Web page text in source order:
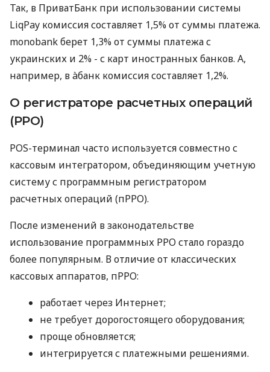
Так, в ПриватБанк при использовании системы
LiqPay комиссия составляет 1,5% от суммы платежа.
monobank берет 1,3% от суммы платежа с
украинских и 2% - с карт иностранных банков. А,
например, в àбанк комиссия составляет 1,2%.
О регистраторе расчетных операций
(РРО)
POS-терминал часто используется совместно с
кассовым интегратором, объединяющим учетную
систему с программным регистратором
расчетных операций (пРРО).
После изменений в законодательстве
использование программных РРО стало гораздо
более популярным. В отличие от классических
кассовых аппаратов, пРРО:
работает через Интернет;
не требует дорогостоящего оборудования;
проще обновляется;
интегрируется с платежными решениями.